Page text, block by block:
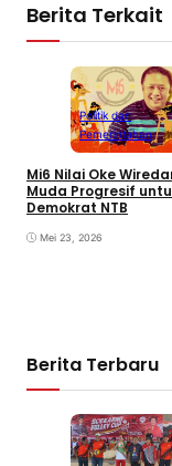
Berita Terkait
Politik dan
Pemerintahan
Mi6 Nilai Oke
Muda Progresif
Demokrat NTB
Mei 23, 2026
Berita Terbaru